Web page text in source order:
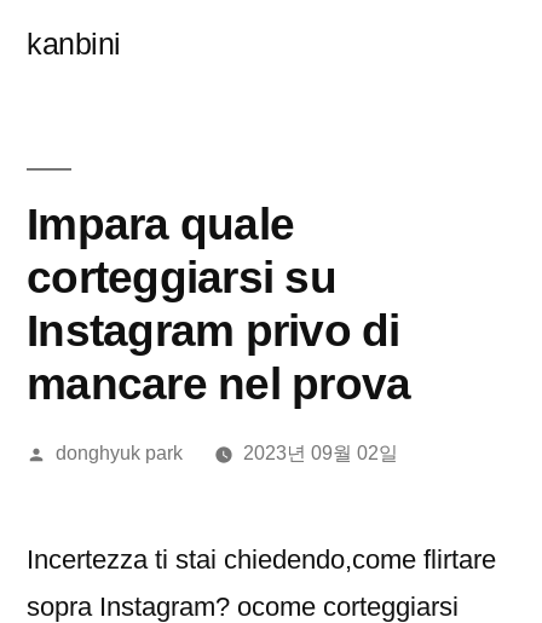
kanbini
Impara quale
corteggiarsi su
Instagram privo di
mancare nel prova
올
donghyuk park 2023년 09월 02일
Incertezza ti stai chiedendo,come flirtare
sopra Instagram? ocome corteggiarsi